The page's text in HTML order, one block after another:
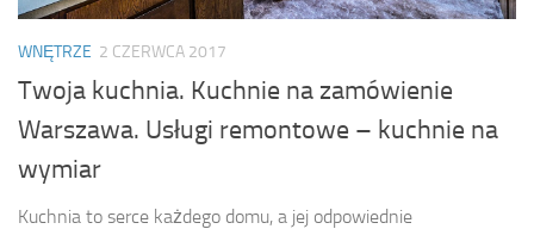
WNĘTRZE 2 CZERWCA 2017
Twoja kuchnia. Kuchnie na zamówienie
Warszawa. Usługi remontowe – kuchnie na
wymiar
Kuchnia to serce każdego domu, a jej odpowiednie